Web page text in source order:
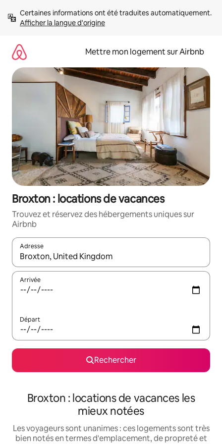
directement
Afficher la langue d'origine
Mettre mon logement sur Airbnb
Broxton : locations de vacances
Trouvez et réservez des hébergements uniques sur
Airbnb
Adresse
Lorsque les résultats s'affichent, utilisez les flèches vers le
Arrivée
Départ
Rechercher
Broxton : locations de vacances les
mieux notées
Les voyageurs sont unanimes : ces logements sont très
bien notés en termes d'emplacement, de propreté et